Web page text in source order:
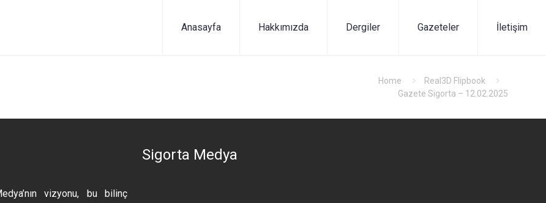
Anasayfa Hakkımızda Dergiler Gazeteler İletişim
Home
Real3D Flipbook
Gazete Sigorta – 12.02.2025
vizyonu, bu bilinç
Sigorta Medya